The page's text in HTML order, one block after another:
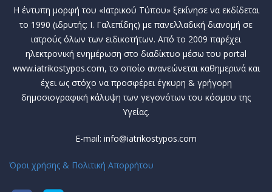
Η έντυπη μορφή του «Ιατρικού Τύπου» ξεκίνησε να εκδίδεται
το 1990 (ιδρυτής: Ι. Γαλεπίδης) με πανελλαδική διανομή σε
ιατρούς όλων των ειδικοτήτων. Από το 2009 παρέχει
ηλεκτρονική ενημέρωση στο διαδίκτυο μέσω του portal
www.iatrikostypos.com, το οποίο ανανεώνεται καθημερινά και
έχει ως στόχο να προσφέρει έγκυρη & γρήγορη
δημοσιογραφική κάλυψη των γεγονότων του κόσμου της
Υγείας.
E-mail: info@iatrikostypos.com
Όροι χρήσης & Πολιτική Απορρήτου